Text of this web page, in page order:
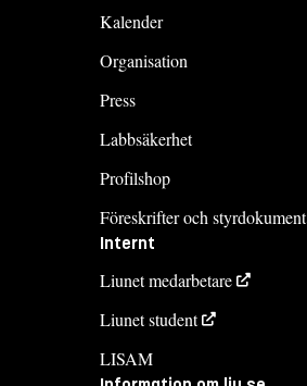
Kalender
Organisation
Press
Labbsäkerhet
Profilshop
Föreskrifter och styrdokument
Internt
Liunet medarbetare
Liunet student
LISAM